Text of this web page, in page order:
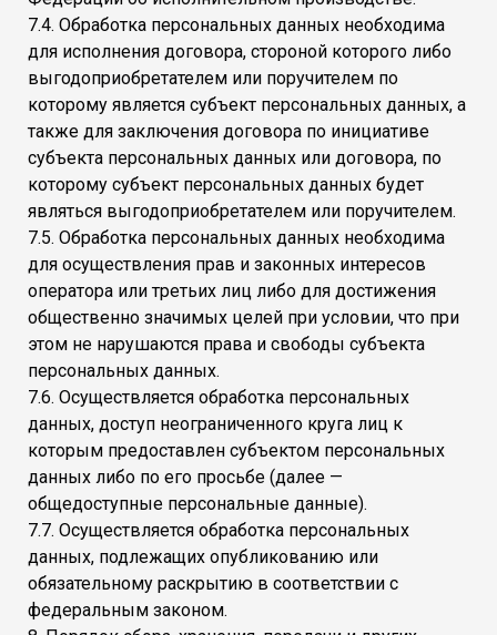
7.4. Обработка персональных данных необходима
для исполнения договора, стороной которого либо
выгодоприобретателем или поручителем по
которому является субъект персональных данных, а
также для заключения договора по инициативе
субъекта персональных данных или договора, по
которому субъект персональных данных будет
являться выгодоприобретателем или поручителем.
7.5. Обработка персональных данных необходима
для осуществления прав и законных интересов
оператора или третьих лиц либо для достижения
общественно значимых целей при условии, что при
этом не нарушаются права и свободы субъекта
персональных данных.
7.6. Осуществляется обработка персональных
данных, доступ неограниченного круга лиц к
которым предоставлен субъектом персональных
данных либо по его просьбе (далее —
общедоступные персональные данные).
7.7. Осуществляется обработка персональных
данных, подлежащих опубликованию или
обязательному раскрытию в соответствии с
федеральным законом.